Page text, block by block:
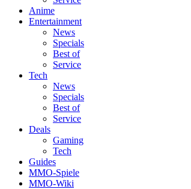
Anime
Entertainment
News
Specials
Best of
Service
Tech
News
Specials
Best of
Service
Deals
Gaming
Tech
Guides
MMO-Spiele
MMO-Wiki